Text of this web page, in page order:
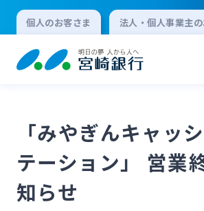
個人のお客さま 法人・個人事業主
個人向けインターネット
「みやぎんキャッ
テーション」 営業
知らせ